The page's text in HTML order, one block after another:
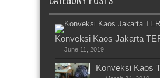
Konveksi Kaos Jakarta
June 11, 2019
Konveksi Kaos